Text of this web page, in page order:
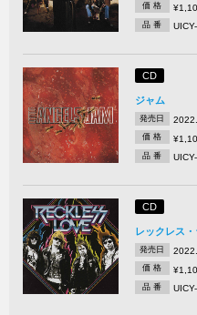
価 格
品 番
CD
ジャム
発売日
価 格
品 番
CD
レックレス
発売日
価 格
品 番